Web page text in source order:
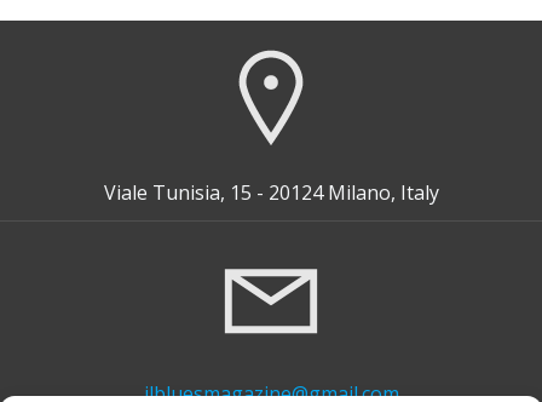
Viale Tunisia, 15 - 20124 Milano, Italy
ilbluesmagazine@gmail.com